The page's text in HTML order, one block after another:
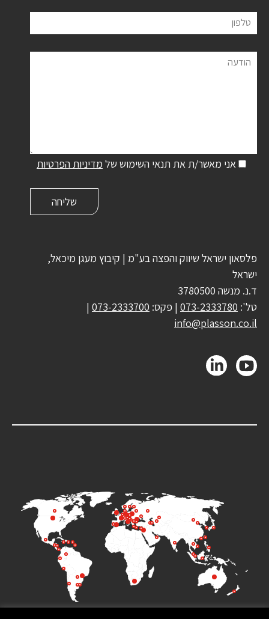
טלפון
הודעה
אני מאשר/ת את תנאי השימוש של מדיניות הפרטיות
פלסאון ישראל שיווק והפצה בע"מ | קיבוץ מעגן מיכאל,
ישראל
ד.נ. מנשה 3780500
טל': 073-2333780 | פקס: 073-2333700
|
info@plasson.co.il